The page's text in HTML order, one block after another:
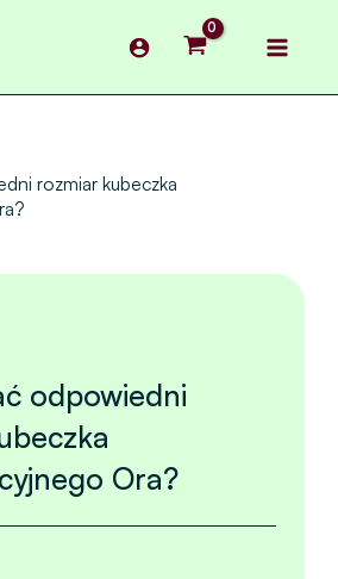
rozmiar kubeczka
odpowiedni
Ora?